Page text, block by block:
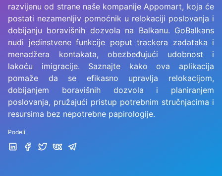
razvijenu od strane naše kompanije Appomart, koja će
postati nezamenljiv pomoćnik u relokaciji poslovanja i
dobijanju boravišnih dozvola na Balkanu. GoBalkans
nudi jedinstvene funkcije poput trackera zadataka i
menadžera kontakata, obezbeđujući udobnost i
lakoću imigracije. Saznajte kako ova aplikacija
pomaže da se efikasno upravlja relokacijom,
dobijanjem boravišnih dozvola i planiranjem
poslovanja, pružajući pristup potrebnim stručnjacima i
resursima bez nepotrebne papirologije.
Podeli